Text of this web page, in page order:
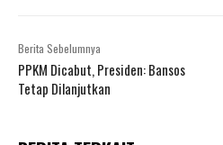
Berita Sebelumnya
PPKM Dicabut, Presiden: Bansos
Tetap Dilanjutkan